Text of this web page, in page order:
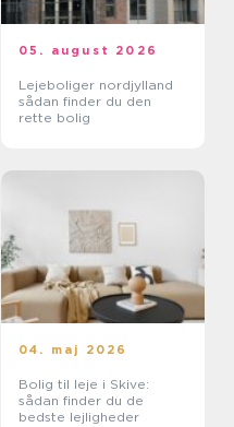
05. august 2026
Lejeboliger nordjylland
sådan finder du den
rette bolig
04. maj 2026
Bolig til leje i Skive:
sådan finder du de
bedste lejligheder